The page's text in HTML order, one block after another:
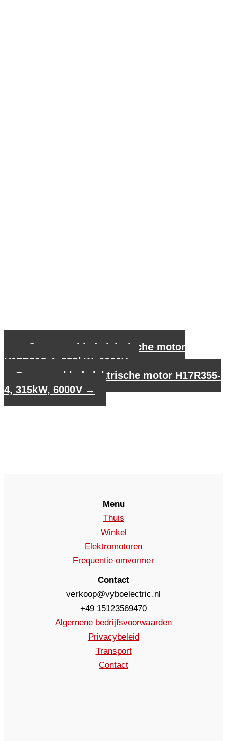
Gegevensblad elektrische motor
H17R315-4, 250kW, 6000V
Gegevensblad elektrische motor H17R355-
4, 315kW, 6000V →
Menu
Thuis
Winkel
Elektromotoren
Frequentie omvormer
Contact
verkoop@vyboelectric.nl
+49 15123569470
Algemene bedrijfsvoorwaarden
Privacybeleid
Transport
Contact